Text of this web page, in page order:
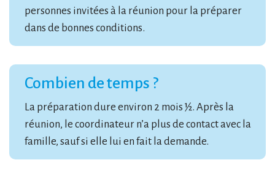
personnes invitées à la réunion pour la préparer
dans de bonnes conditions.
Combien de temps ?
La préparation dure environ 2 mois ½. Après la
réunion, le coordinateur n’a plus de contact avec la
famille, sauf si elle lui en fait la demande.